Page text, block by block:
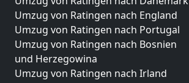
Umzug von Ratingen nach England
Umzug von Ratingen nach Portugal
Umzug von Ratingen nach Bosnien
und Herzegowina
Umzug von Ratingen nach Irland